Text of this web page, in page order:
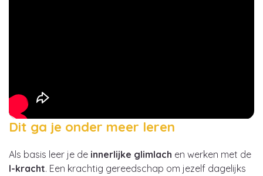
Dit ga je onder meer leren
Als basis leer je de innerlijke glimlach en werken met de
I-kracht. Een krachtig gereedschap om jezelf dagelijks